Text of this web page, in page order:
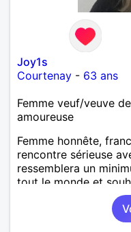
Joy1s
Courtenay - 63 ans
Femme veuf/veuve
amoureuse
Femme honnête,
rencontre sérieuse
ressemblera un
tout le monde et
relation sur du long